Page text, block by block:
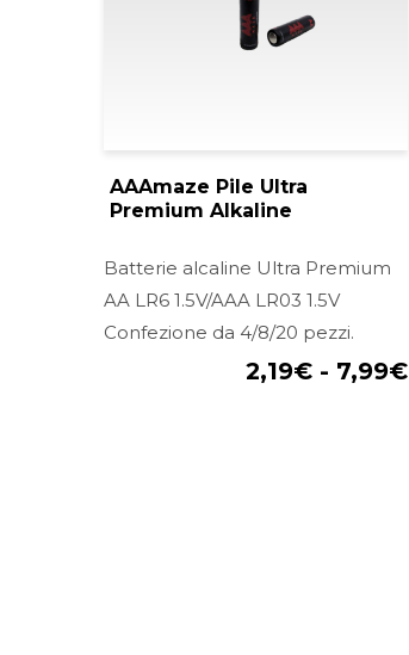
AAAmaze Pile Ultra
Premium Alkaline
Batterie alcaline Ultra Premium
AA LR6 1.5V/AAA LR03 1.5V
Confezione da 4/8/20 pezzi.
2,19€ - 7,99€